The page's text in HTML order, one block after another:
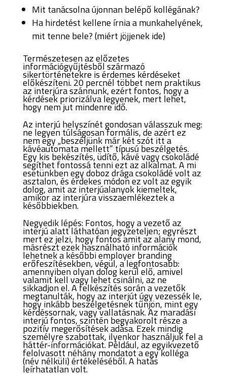
Mit tanácsolna újonnan belépő kollégának?
Ha hirdetést kellene írnia a munkahelyének,
mit tenne bele? (miért jöjjenek ide)
Természetesen az előzetes
információgyűjtésből származó
sikertörténetekre is érdemes kérdéseket
előkészíteni. 20 percnél többet nem praktikus
az interjúra szánnunk, ezért fontos, hogy a
kérdések priorizálva legyenek, mert lehet,
hogy nem jut mindenre idő.
Az interjú helyszínét gondosan válasszuk meg:
ne legyen túlságosan formális, de azért ez
nem egy „beszéljünk már két szót itt a
kávéautomata mellett” típusú beszélgetés.
Egy kis bekészítés, üdítő, kávé vagy csokoládé
segíthet fontossá tenni ezt az alkalmat. A mi
esetünkben egy doboz drága csokoládé volt az
asztalon, és érdekes módon ez volt az egyik
dolog, amit az interjúalanyok kiemeltek,
amikor az interjúra visszaemlékeztek a
későbbiekben.
Negyedik lépés: Fontos, hogy a vezető az
interjú alatt láthatóan jegyzeteljen; egyrészt
mert ez jelzi, hogy fontos amit az alany mond,
másrészt ezek használható információk
lehetnek a későbbi employer branding
erőfeszítésekben, végül, a legfontosabb:
amennyiben olyan dolog kerül elő, amivel
valamit kell vagy lehet csinálni, az ne
sikkadjon el. A felkészítés során a vezetők
megtanulták, hogy az interjút úgy vezessék le,
hogy inkább beszélgetésnek tűnjön, mint egy
kérdéssornak, vagy vallatásnak.Az maradási
interjú fontos, szintén begyakorolt része a
pozitív megerősítések adása.Ezek mindig
személyre szabottak, ilyenkor használjuk fel a
háttér-információkat. Például, az egyikvezető
felolvasott néhány mondatot a egy kolléga
(név nélküli) értékeléséből. A hatás
leírhatatlan volt.